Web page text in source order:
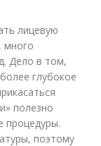
лицевую
много
Дело в том,
глубокое
полезно
процедуры.
поэтому